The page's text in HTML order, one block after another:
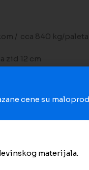
/ cca 840 kg/paleta
zid 12 cm
cene su
materijala.